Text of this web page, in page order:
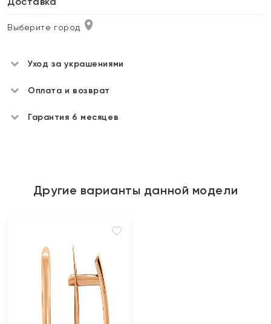
Выберите город
Уход за украшениями
Оплата и возврат
Гарантия 6 месяцев
Другие варианты данной модели